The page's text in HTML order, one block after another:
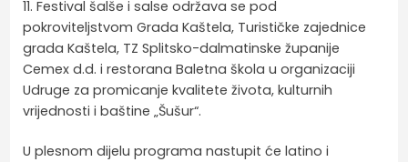
11. Festival šalše i salse održava se pod
pokroviteljstvom Grada Kaštela, Turističke zajednice
grada Kaštela, TZ Splitsko-dalmatinske županije
Cemex d.d. i restorana Baletna škola u organizaciji
Udruge za promicanje kvalitete života, kulturnih
vrijednosti i baštine „Šušur“.
U plesnom dijelu programa nastupit će latino i